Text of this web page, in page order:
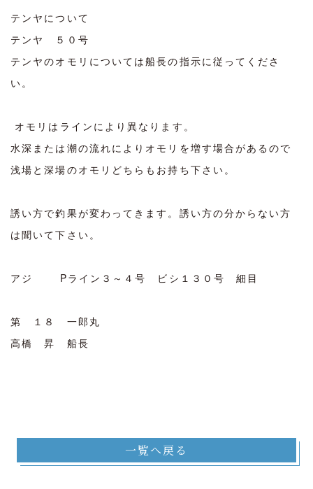
テンヤについて
テンヤ ５０号
テンヤのオモリについては船長の指示に従ってくださ
い。
オモリはラインにより異なります。
水深または潮の流れによりオモリを増す場合があるので
浅場と深場のオモリどちらもお持ち下さい。
誘い方で釣果が変わってきます。誘い方の分からない方
は聞いて下さい。
アジ Pライン３～４号 ビシ１３０号 細目
第 １８ 一郎丸
高橋 昇 船長
一覧へ戻る